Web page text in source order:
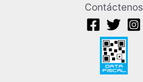
Contáctenos